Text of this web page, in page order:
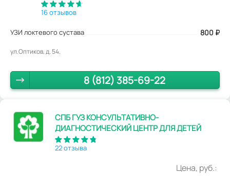
16 отзывов
УЗИ локтевого сустава 800 ₽
ул.Оптиков, д. 54.
8 (812) 385-69-22
СПБ ГУЗ КОНСУЛЬТАТИВНО-
ДИАГНОСТИЧЕСКИЙ ЦЕНТР ДЛЯ ДЕТЕЙ
22 отзыва
Цена, руб.: